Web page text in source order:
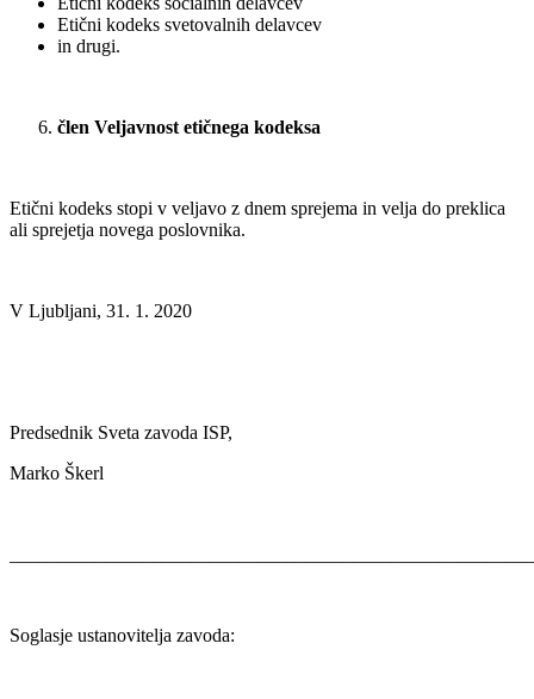
Etični kodeks svetovalnih delavcev
in drugi.
člen Veljavnost etičnega kodeksa
Etični kodeks stopi v veljavo z dnem sprejema in velja do preklica
ali sprejetja novega poslovnika.
V Ljubljani, 31. 1. 2020
Predsednik Sveta zavoda ISP,
Marko Škerl
Soglasje ustanovitelja zavoda: